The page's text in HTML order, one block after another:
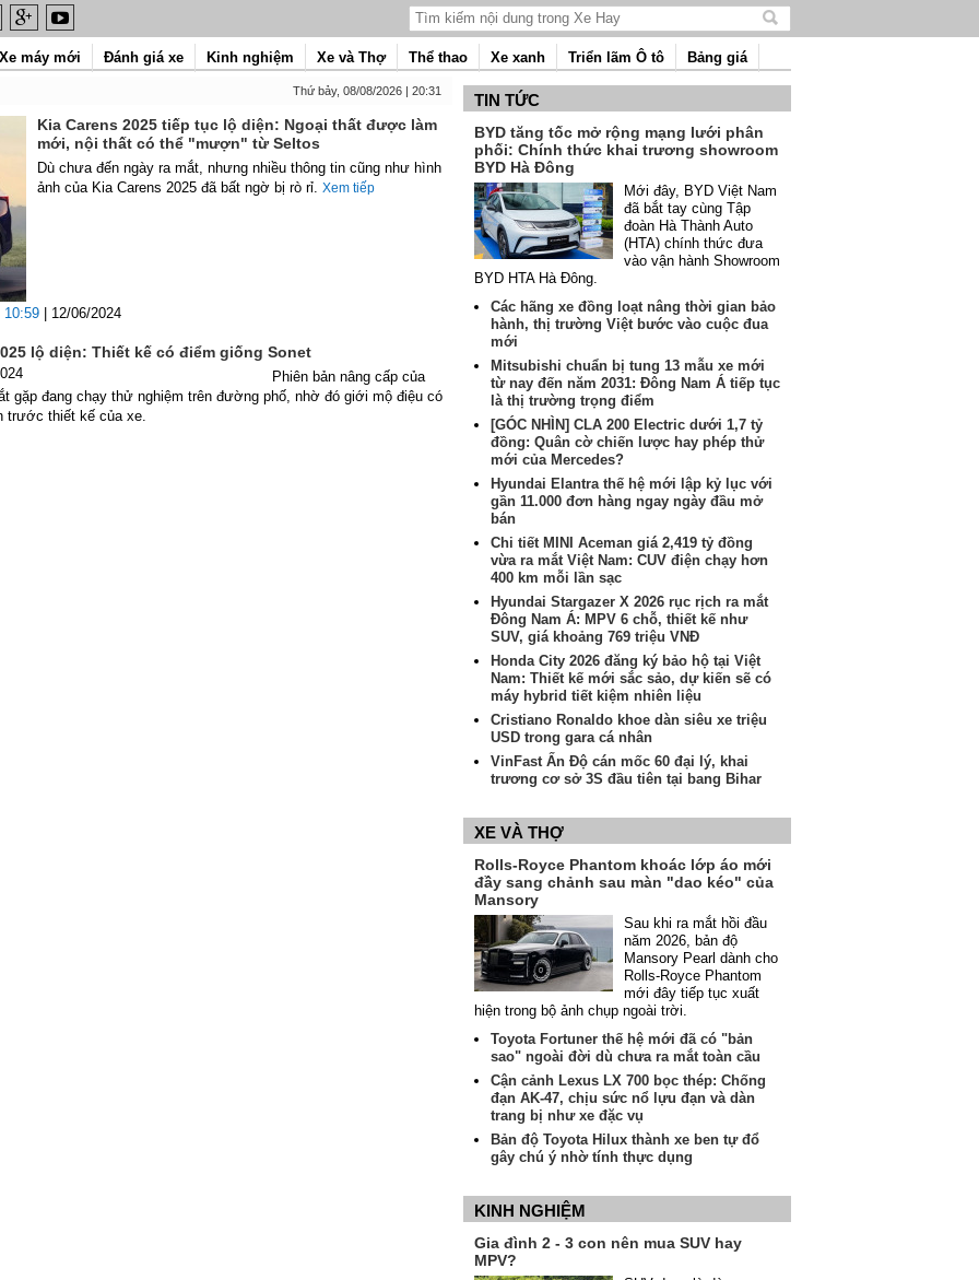
Tìm
nội
dung
Xe máy mới Đánh giá xe Kinh nghiệm Xe và Thợ Thể thao Xe xanh Triển lãm Ô tô
Bảng giá
Thứ bảy, 08/08/2026 | 20:31
Kia Carens 2025 tiếp tục lộ diện: Ngoại thất được làm
mới, nội thất có thể "mượn" từ Seltos
10:59 | 12/06/2024
Dù chưa đến ngày ra mắt, nhưng nhiều thông tin cũng như hình
ảnh của Kia Carens 2025 đã bất ngờ bị rò rỉ. Xem tiếp
lộ diện: Thiết kế có điểm giống Sonet
Phiên bản nâng cấp của
gặp đang chạy thử nghiệm trên đường phố, nhờ đó giới mộ điệu có
trước thiết kế của xe.
TIN TỨC
BYD tăng tốc mở rộng mạng lưới phân
phối: Chính thức khai trương showroom
BYD Hà Đông
Mới đây, BYD Việt Nam
đã bắt tay cùng Tập
đoàn Hà Thành Auto
(HTA) chính thức đưa
vào vận hành Showroom
BYD HTA Hà Đông.
Các hãng xe đồng loạt nâng thời gian bảo
hành, thị trường Việt bước vào cuộc đua
mới
Mitsubishi chuẩn bị tung 13 mẫu xe mới
từ nay đến năm 2031: Đông Nam Á tiếp tục
là thị trường trọng điểm
[GÓC NHÌN] CLA 200 Electric dưới 1,7 tỷ
đồng: Quân cờ chiến lược hay phép thử
mới của Mercedes?
Hyundai Elantra thế hệ mới lập kỷ lục với
gần 11.000 đơn hàng ngay ngày đầu mở
bán
Chi tiết MINI Aceman giá 2,419 tỷ đồng
vừa ra mắt Việt Nam: CUV điện chạy hơn
400 km mỗi lần sạc
Hyundai Stargazer X 2026 rục rịch ra mắt
Đông Nam Á: MPV 6 chỗ, thiết kế như
SUV, giá khoảng 769 triệu VNĐ
Honda City 2026 đăng ký bảo hộ tại Việt
Nam: Thiết kế mới sắc sảo, dự kiến sẽ có
máy hybrid tiết kiệm nhiên liệu
Cristiano Ronaldo khoe dàn siêu xe triệu
USD trong gara cá nhân
VinFast Ấn Độ cán mốc 60 đại lý, khai
trương cơ sở 3S đầu tiên tại bang Bihar
XE VÀ THỢ
Rolls-Royce Phantom khoác lớp áo mới
đầy sang chảnh sau màn "dao kéo" của
Mansory
Sau khi ra mắt hồi đầu
năm 2026, bản độ
Mansory Pearl dành cho
Rolls-Royce Phantom
mới đây tiếp tục xuất
hiện trong bộ ảnh chụp ngoài trời.
Toyota Fortuner thế hệ mới đã có "bản
sao" ngoài đời dù chưa ra mắt toàn cầu
Cận cảnh Lexus LX 700 bọc thép: Chống
đạn AK-47, chịu sức nổ lựu đạn và dàn
trang bị như xe đặc vụ
Bản độ Toyota Hilux thành xe ben tự đổ
gây chú ý nhờ tính thực dụng
KINH NGHIỆM
Gia đình 2 - 3 con nên mua SUV hay
MPV?